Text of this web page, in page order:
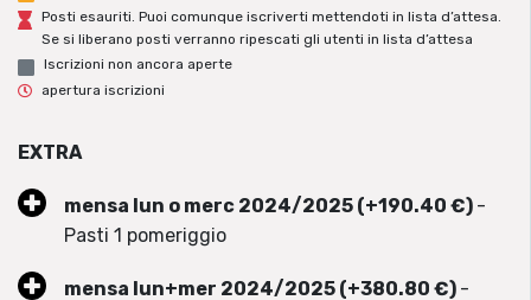
Posti esauriti. Puoi comunque iscriverti mettendoti in lista d’attesa.
Se si liberano posti verranno ripescati gli utenti in lista d’attesa
Iscrizioni non ancora aperte
apertura iscrizioni
EXTRA
mensa lun o merc 2024/2025 (+190.40 €) -
Pasti 1 pomeriggio
mensa lun+mer 2024/2025 (+380.80 €) -